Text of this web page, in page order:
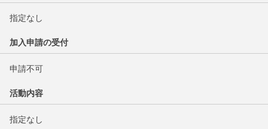
指定なし
加入申請の受付
申請不可
活動内容
指定なし